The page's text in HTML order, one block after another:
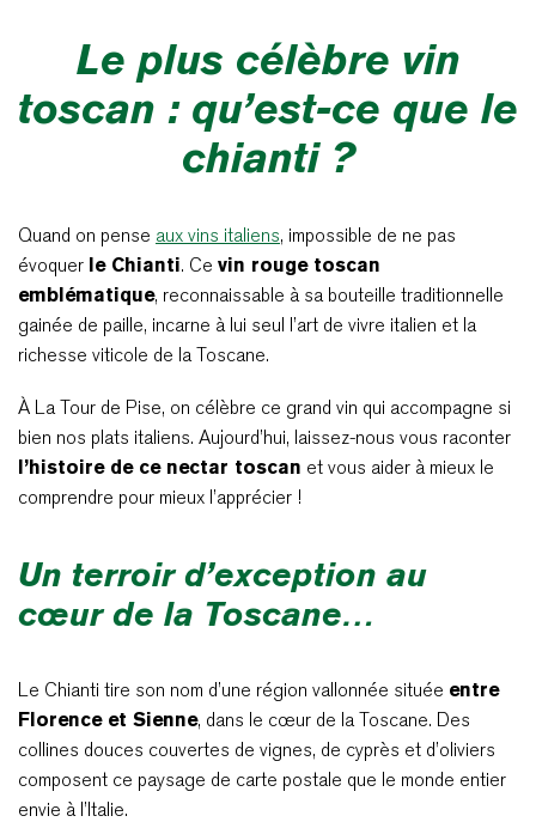
Le plus célèbre vin
toscan : qu’est-ce que le
chianti ?
Quand on pense aux vins italiens, impossible de ne pas
évoquer le Chianti. Ce vin rouge toscan
emblématique, reconnaissable à sa bouteille traditionnelle
gainée de paille, incarne à lui seul l’art de vivre italien et la
richesse viticole de la Toscane.
À La Tour de Pise, on célèbre ce grand vin qui accompagne si
bien nos plats italiens. Aujourd’hui, laissez-nous vous raconter
l’histoire de ce nectar toscan et vous aider à mieux le
comprendre pour mieux l’apprécier !
Un terroir d’exception au
cœur de la Toscane…
Le Chianti tire son nom d’une région vallonnée située entre
Florence et Sienne, dans le cœur de la Toscane. Des
collines douces couvertes de vignes, de cyprès et d’oliviers
composent ce paysage de carte postale que le monde entier
envie à l’Italie.